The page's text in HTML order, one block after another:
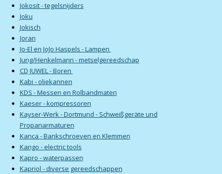
Jokosit - tegelsnijders
Joku
Jokisch
Joran
Jo-El en JoJo Haspels - Lampen
Jung/Henkelmann - metselgereedschap
CD JUWEL - Boren
Kabi - oliekannen
KDS - Messen en Rolbandmaten
Kaeser - kompressoren
Kayser-Werk - Dortmund - Schweißgeräte und
Propanarmaturen
Kanca - Bankschroeven en Klemmen
Kango - electric tools
Kapro - waterpassen
Kapriol - diverse gereedschappen